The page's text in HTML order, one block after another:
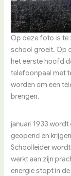
Op deze foto is te
school groeit. Op
het eerste hoofd
telefoonpaal met
worden om een
brengen.
januari 1933
geopend en
Schoolleider wordt
werkt aan zijn
energie stopt in